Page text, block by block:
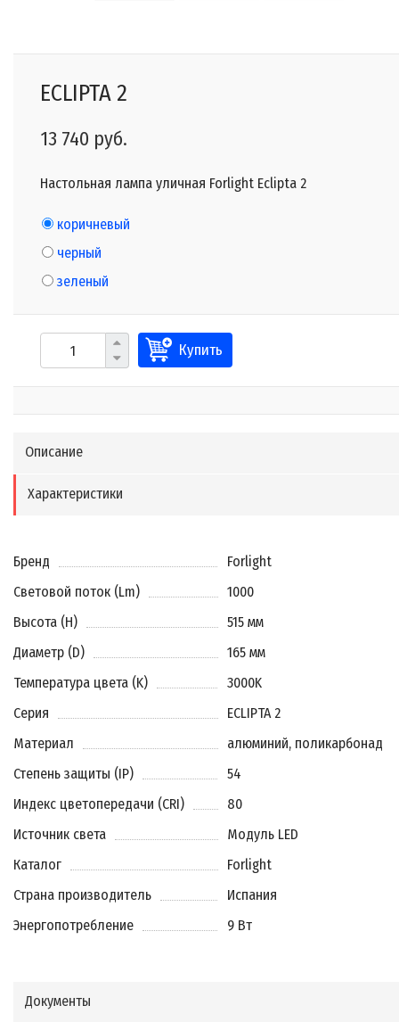
ECLIPTA 2
13 740 руб.
Настольная лампа уличная Forlight Eclipta 2
коричневый
черный
зеленый
Купить
Описание
Характеристики
Бренд
Forlight
Световой поток (Lm)
1000
Высота (H)
515 мм
Диаметр (D)
165 мм
Температура цвета (K)
3000K
Серия
ECLIPTA 2
Материал
алюминий, поликарбонад
Степень защиты (IP)
54
Индекс цветопередачи (CRI)
80
Источник света
Модуль LED
Каталог
Forlight
Страна производитель
Испания
Энергопотребление
9 Вт
Документы